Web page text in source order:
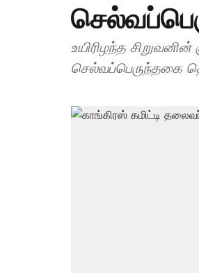
உயிரிழந்த
செல்வப்பெருந்தகை